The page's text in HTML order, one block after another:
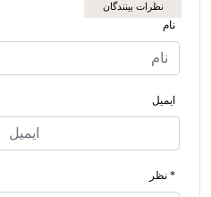
نظرات بینندگان
نام
ایمیل
* نظر